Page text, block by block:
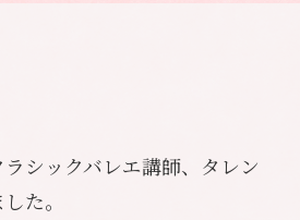
シックバレエ講師、タレン
た。